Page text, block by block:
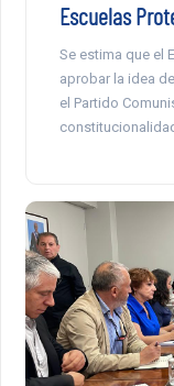
Escuelas
Se estima que el
aprobar la idea
el Partido